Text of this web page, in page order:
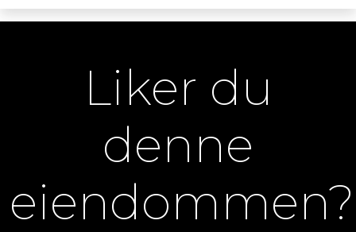
Liker du
denne
eiendommen?